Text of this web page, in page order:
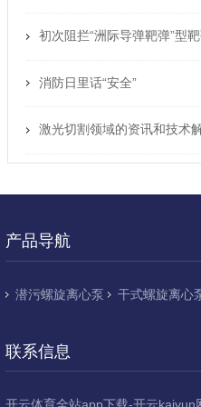
初次阻拦“洲际导弹靶弹”型
消防日里话“安全”
激光切割领域的资讯和技术
产品导航
潜污螺旋离心泵 干式螺旋离心
联系信息